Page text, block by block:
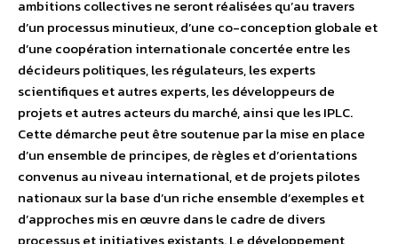
ambitions collectives ne seront réalisées qu’au travers
d’un processus minutieux, d’une co-conception globale et
d’une coopération internationale concertée entre les
décideurs politiques, les régulateurs, les experts
scientifiques et autres experts, les développeurs de
projets et autres acteurs du marché, ainsi que les IPLC.
Cette démarche peut être soutenue par la mise en place
d’un ensemble de principes, de règles et d’orientations
convenus au niveau international, et de projets pilotes
nationaux sur la base d’un riche ensemble d’exemples et
d’approches mis en œuvre dans le cadre de divers
processus et initiatives existants. Le développement